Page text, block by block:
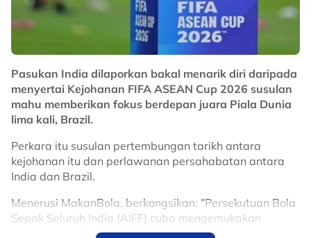
#Piala Hyundai ASEAN #Filipina #Harimau Malaya
Pasukan India dilaporkan bakal menarik diri daripada
menyertai Kejohanan FIFA ASEAN Cup 2026 susulan
mahu memberikan fokus berdepan juara Piala Dunia
lima kali, Brazil.
Perkara itu susulan pertembungan tarikh antara
kejohanan itu dan perlawanan persahabatan antara
India dan Brazil.
Menerusi MakanBola, berkongsikan: "Persekutuan Bola
Sepak Seluruh India (AIFF) cuba mengemukakan
kompromi dengan menghantar pasukan India B-23